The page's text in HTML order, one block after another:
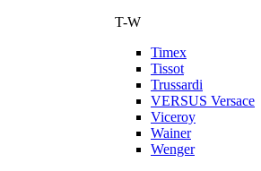
T-W
Timex
Tissot
Trussardi
VERSUS Versace
Viceroy
Wainer
Wenger